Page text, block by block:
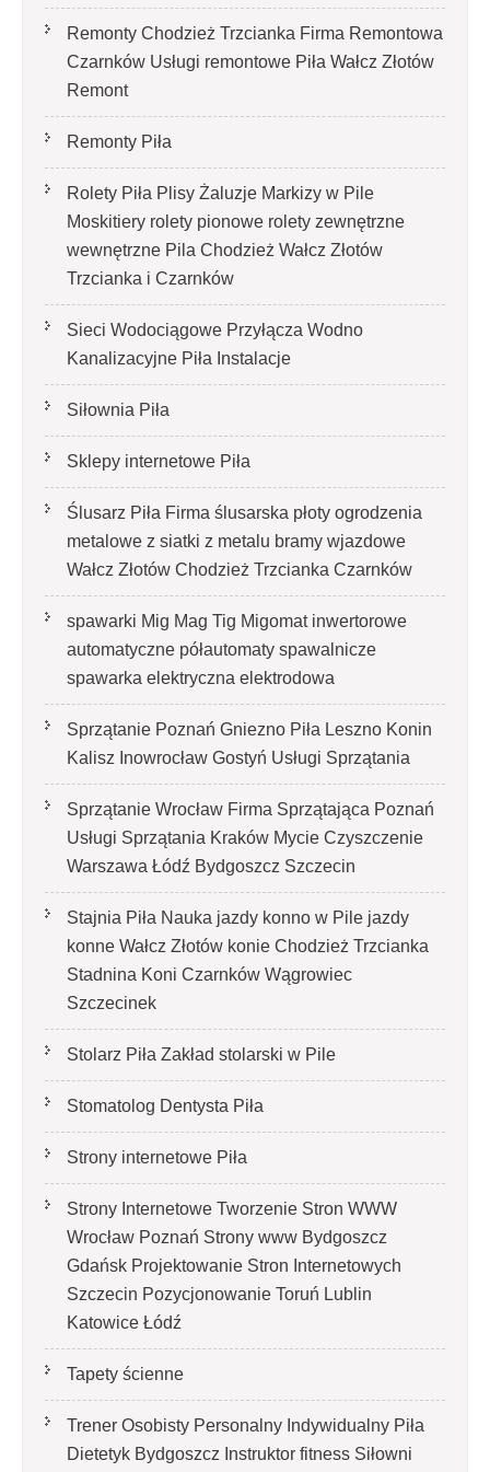
Remonty Chodzież Trzcianka Firma Remontowa
Czarnków Usługi remontowe Piła Wałcz Złotów
Remont
Remonty Piła
Rolety Piła Plisy Żaluzje Markizy w Pile
Moskitiery rolety pionowe rolety zewnętrzne
wewnętrzne Pila Chodzież Wałcz Złotów
Trzcianka i Czarnków
Sieci Wodociągowe Przyłącza Wodno
Kanalizacyjne Piła Instalacje
Siłownia Piła
Sklepy internetowe Piła
Ślusarz Piła Firma ślusarska płoty ogrodzenia
metalowe z siatki z metalu bramy wjazdowe
Wałcz Złotów Chodzież Trzcianka Czarnków
spawarki Mig Mag Tig Migomat inwertorowe
automatyczne półautomaty spawalnicze
spawarka elektryczna elektrodowa
Sprzątanie Poznań Gniezno Piła Leszno Konin
Kalisz Inowrocław Gostyń Usługi Sprzątania
Sprzątanie Wrocław Firma Sprzątająca Poznań
Usługi Sprzątania Kraków Mycie Czyszczenie
Warszawa Łódź Bydgoszcz Szczecin
Stajnia Piła Nauka jazdy konno w Pile jazdy
konne Wałcz Złotów konie Chodzież Trzcianka
Stadnina Koni Czarnków Wągrowiec
Szczecinek
Stolarz Piła Zakład stolarski w Pile
Stomatolog Dentysta Piła
Strony internetowe Piła
Strony Internetowe Tworzenie Stron WWW
Wrocław Poznań Strony www Bydgoszcz
Gdańsk Projektowanie Stron Internetowych
Szczecin Pozycjonowanie Toruń Lublin
Katowice Łódź
Tapety ścienne
Trener Osobisty Personalny Indywidualny Piła
Dietetyk Bydgoszcz Instruktor fitness Siłowni